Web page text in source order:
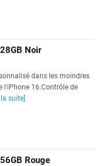
Noir
dans les moindres
l'iPhone 16.Contrôle de
la suite]
Rouge